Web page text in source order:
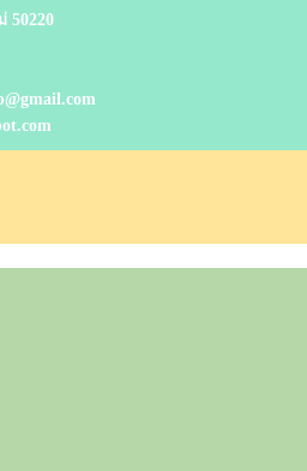
50220